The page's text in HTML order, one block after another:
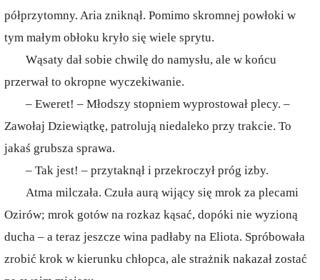
półprzytomny. Aria zniknął. Pomimo skromnej powłoki w
tym małym obłoku kryło się wiele sprytu.
Wąsaty dał sobie chwilę do namysłu, ale w końcu
przerwał to okropne wyczekiwanie.
– Eweret! – Młodszy stopniem wyprostował plecy. –
Zawołaj Dziewiątkę, patrolują niedaleko przy trakcie. To
jakaś grubsza sprawa.
– Tak jest! – przytaknął i przekroczył próg izby.
Atma milczała. Czuła aurą wijący się mrok za plecami
Ozirów; mrok gotów na rozkaz kąsać, dopóki nie wyzioną
ducha – a teraz jeszcze wina padłaby na Eliota. Spróbowała
zrobić krok w kierunku chłopca, ale strażnik nakazał zostać